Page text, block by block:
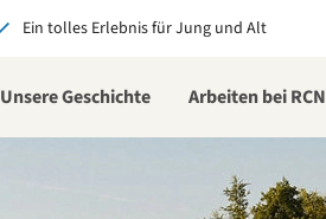
Ein tolles Erlebnis für Jung und Alt
Unsere Geschichte Arbeiten bei RCN